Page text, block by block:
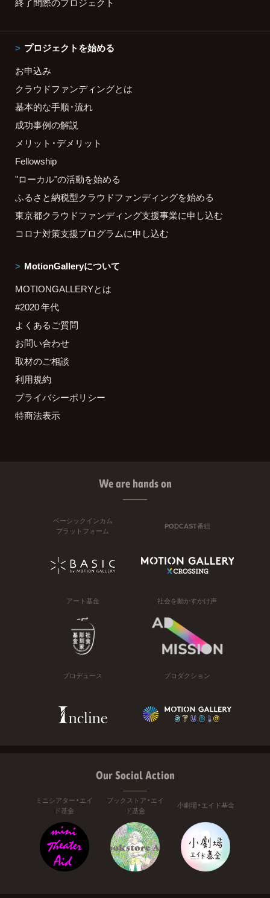
プロジェクトを始める
お申込み
クラウドファンディングとは
基本的な手順・流れ
成功事例の解説
メリット・デメリット
Fellowship
"ローカル"の活動を始める
ふるさと納税型クラウドファンディングを始める
東京都クラウドファンディング支援事業に申し込む
コロナ対策支援プログラムに申し込む
MotionGalleryについて
MOTIONGALLERYとは
#2020 年代
よくあるご質問
お問い合わせ
取材のご相談
利用規約
プライバシーポリシー
特商法表示
We are hands on
ベーシックインカム
プラットフォーム
PODCAST番組
アート基金 社会を動かすかけ声
プロデュース プロダクション
Our Social Action
ミニシアター・エイ
ド基金
ブックストア・エイ
ド基金
小劇場・エイド基金